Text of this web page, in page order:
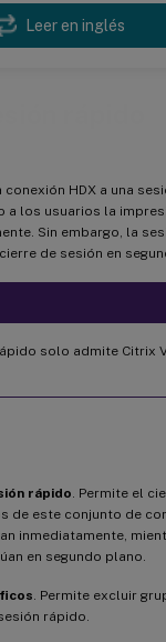
Leer en inglés
HDX a una
a los usuarios la
Sin embargo, la
de sesión en
solo admite Citrix
rápido . Permite el
de este conjunto de
inmediatamente,
en segundo plano.
. Permite excluir
rápido.